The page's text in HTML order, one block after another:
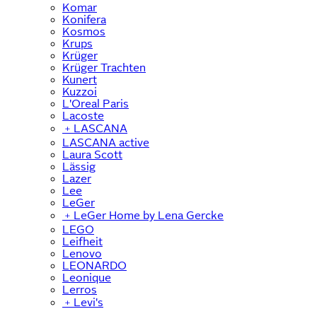
Komar
Konifera
Kosmos
Krups
Krüger
Krüger Trachten
Kunert
Kuzzoi
L'Oreal Paris
Lacoste
﹢ LASCANA
LASCANA active
Laura Scott
Lässig
Lazer
Lee
LeGer
﹢ LeGer Home by Lena Gercke
LEGO
Leifheit
Lenovo
LEONARDO
Leonique
Lerros
﹢ Levi's